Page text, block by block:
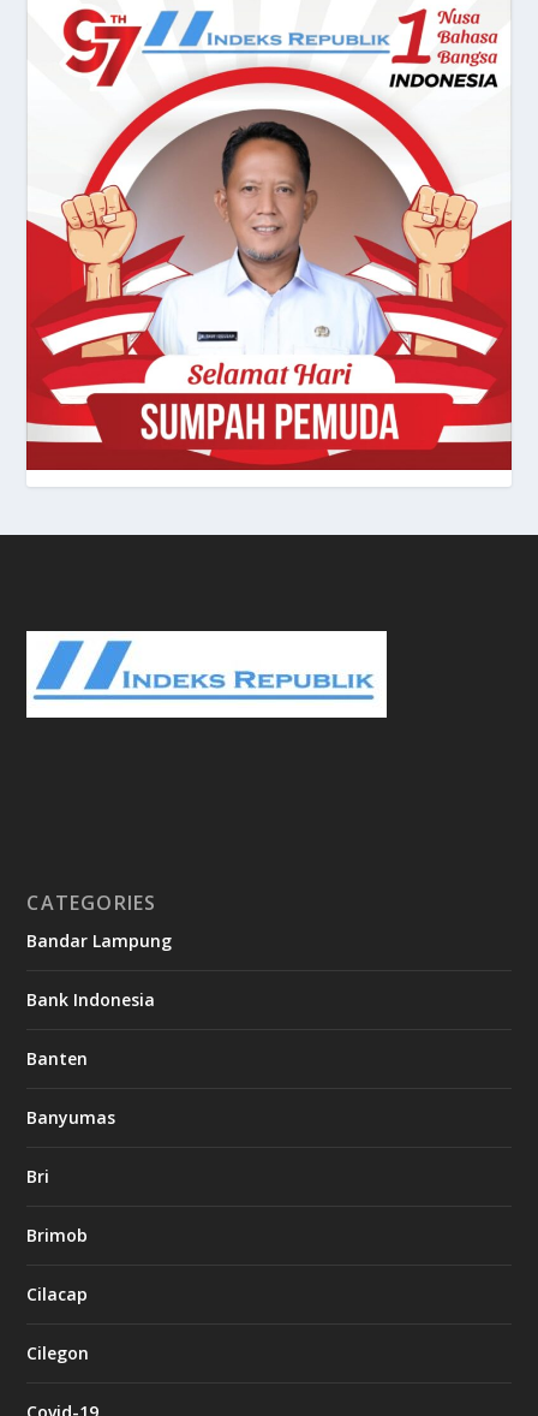
CATEGORIES
Bandar Lampung
Bank Indonesia
Banten
Banyumas
Bri
Brimob
Cilacap
Cilegon
Covid-19